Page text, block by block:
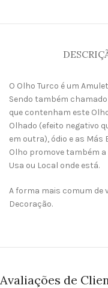
O Olho Turco é um
Sendo também
que contenham este
Olhado (efeito negativo
em outra), ódio e as Más
Olho promove também
Usa ou Local onde está.
A forma mais comum de
Decoração.
Avaliações de